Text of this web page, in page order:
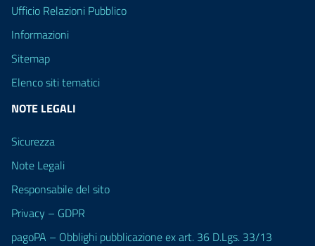
Ufficio Relazioni Pubblico
Informazioni
Sitemap
Elenco siti tematici
NOTE LEGALI
Sicurezza
Note Legali
Responsabile del sito
Privacy – GDPR
pagoPA – Obblighi pubblicazione ex art. 36 D.Lgs. 33/13